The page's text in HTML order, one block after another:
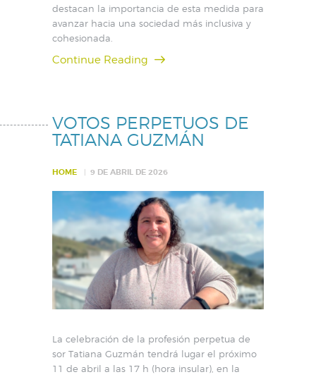
destacan la importancia de esta medida para
avanzar hacia una sociedad más inclusiva y
cohesionada.
Continue Reading
VOTOS PERPETUOS DE
TATIANA GUZMÁN
HOME 9 DE ABRIL DE 2026
La celebración de la profesión perpetua de
sor Tatiana Guzmán tendrá lugar el próximo
11 de abril a las 17 h (hora insular), en la